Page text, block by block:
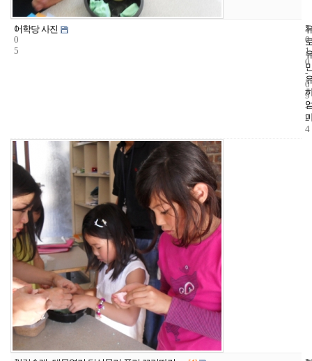
1
0
5
어학당 사진 5
2
0
1
0
-
0
9
-
2
4